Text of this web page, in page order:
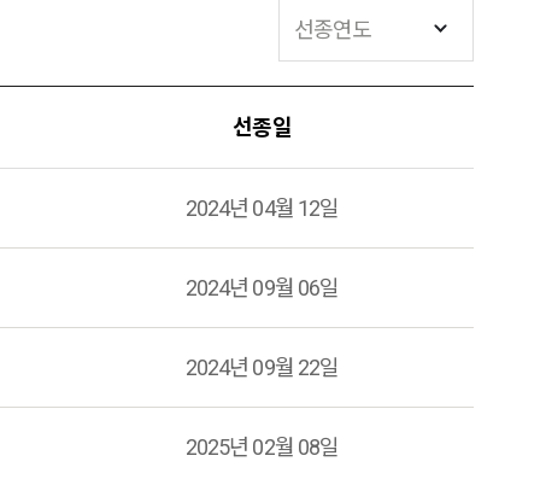
선종일
2024년 04월 12일
2024년 09월 06일
2024년 09월 22일
2025년 02월 08일